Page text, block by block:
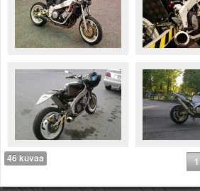
46 kuvaa 1